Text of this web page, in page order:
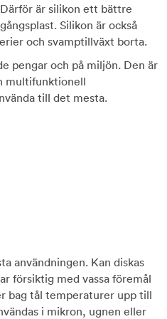
är silikon ett bättre
Silikon är också
och svamptillväxt borta.
pengar och på miljön. Den är
multifunktionell
till det mesta.
användningen. Kan diskas
försiktig med vassa föremål
bag tål temperaturer upp till
i mikron, ugnen eller